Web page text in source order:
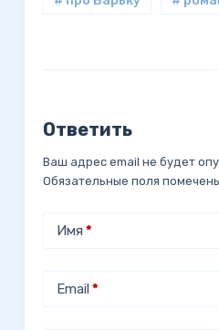
Ответить
Ваш адрес email не будет
Обязательные поля
Имя *
Email*